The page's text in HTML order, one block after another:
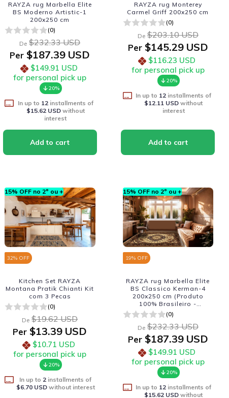
RAYZA rug Marbella Elite
BS Moderno Artistic-1
200x250 cm
(0)
De $232.33 USD
Per $187.39 USD
$149.91 USD
for personal pick up
20%
In up to 12installments of
$15.62 USDwithout
interest
RAYZA rug Monterey
Carmel Griff 200x250 cm
(0)
De $203.10 USD
Per$145.29 USD
$116.23 USD
for personal pick up
20%
In up to 12 installments of
$12.11 USD without
interest
15% OFF no 2º ou +
32% OFF
Kitchen Set RAYZA
Montana Pratik Chianti Kit
com 3 Pecas
(0)
De $19.62 USD
Per $13.39 USD
$10.71 USD
for personal pick up
20%
In up to 2 installments of
$6.70 USDwithout interest
15% OFF no 2º ou +
19% OFF
RAYZA rug Marbella Elite
BS Classico Kerman-4
200x250 cm (Produto
100% Brasileiro -
Fabricacao Nacional)
(0)
De $232.33 USD
Per$187.39 USD
$149.91 USD
for personal pick up
20%
In up to 12 installments of
$15.62 USD without